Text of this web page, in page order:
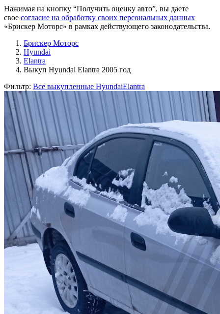
Нажимая на кнопку “Получить оценку авто”, вы даете
свое согласие на обработку своих персональных данных
«Брискер Моторс» в рамках действующего законодательства.
Брискер Моторс
Hyundai
Elantra
Выкуп Hyundai Elantra 2005 год
Фильтр: Все выкупленные HyundaiElantra